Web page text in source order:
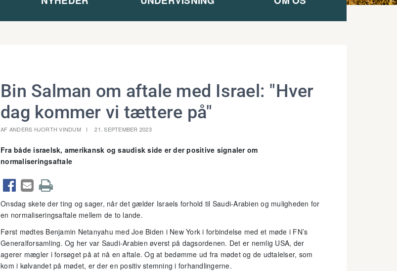
Bin Salman om aftale med Israel: "Hver
dag kommer vi tættere på"
AF ANDERS HJORTH VINDUM 21. SEPTEMBER 2023
Fra både israelsk, amerikansk og saudisk side er der positive signaler om
normaliseringsaftale
  
Onsdag skete der ting og sager, når det gælder Israels forhold til Saudi-Arabien og muligheden for
en normaliseringsaftale mellem de to lande.
Først mødtes Benjamin Netanyahu med Joe Biden i New York i forbindelse med et møde i FN’s
Generalforsamling. Og her var Saudi-Arabien øverst på dagsordenen. Det er nemlig USA, der
agerer mægler i forsøget på at nå en aftale. Og at bedømme ud fra mødet og de udtalelser, som
kom i kølvandet på mødet, er der en positiv stemning i forhandlingerne.